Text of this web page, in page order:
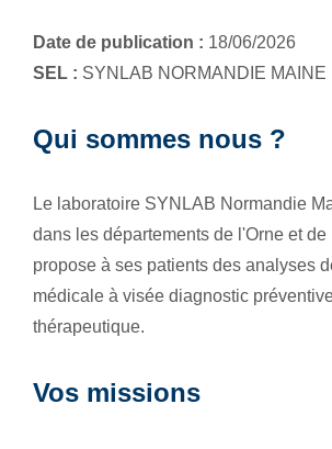
Date de publication : 18/06/2026
SEL : SYNLAB NORMANDIE MAINE
Qui sommes nous ?
Le laboratoire SYNLAB Normandie
dans les départements de l'Orne et de
propose à ses patients des analyses
médicale à visée diagnostic
thérapeutique.
Vos missions